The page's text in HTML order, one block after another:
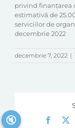
privind finanțarea
estimativă de
serviciilor de
decembrie 2022
decembrie 7, 2022 |
🔇